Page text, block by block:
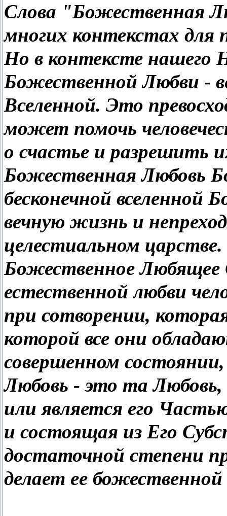
Слова "Божественная
многих контекстах для
Но в контексте нашего
Божественной Любви -
Вселенной. Это
может помочь
о счастье и разрешить
Божественная Любовь
бесконечной
вечную жизнь и
целестиальном царстве.
Божественное Любящее
естественной любви
при сотворении,
которой все они
совершенном
Любовь - это та
или является его
и состоящая из Его
достаточной степени
делает ее